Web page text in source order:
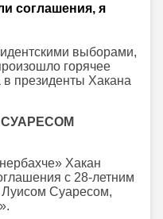
соглашения, я
выборами,
горячее
в президенты Хакана
Хакан
с 28-летним
Суаресом,